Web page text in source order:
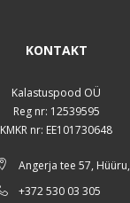
KONTAKT
Kalastuspood OÜ
Reg nr: 12539595
KMKR nr: EE101730648
Angerja tee 57,
+372 530 03 305